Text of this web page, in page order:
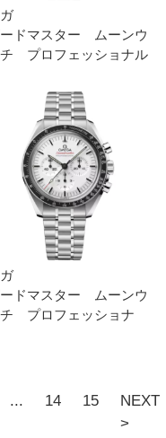
ドマスター ムーンウ
チ プロフェッショナル
ドマスター ムーンウ
チ プロフェッショナ
... 14 15
NEXT
>